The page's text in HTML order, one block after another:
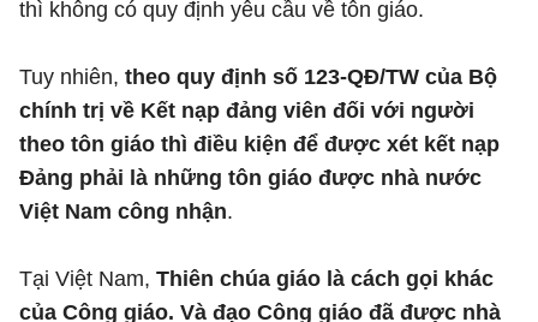
thì không có quy định yêu cầu về tôn giáo.
Tuy nhiên, theo quy định số 123-QĐ/TW của Bộ
chính trị về Kết nạp đảng viên đối với người
theo tôn giáo thì điều kiện để được xét kết nạp
Đảng phải là những tôn giáo được nhà nước
Việt Nam công nhận.
Tại Việt Nam, Thiên chúa giáo là cách gọi khác
của Công giáo. Và đạo Công giáo đã được nhà